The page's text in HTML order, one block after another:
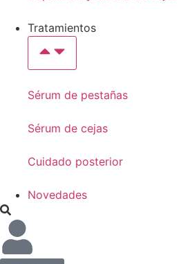
Tratamientos
Sérum de pestañas
Sérum de cejas
Cuidado posterior
Novedades